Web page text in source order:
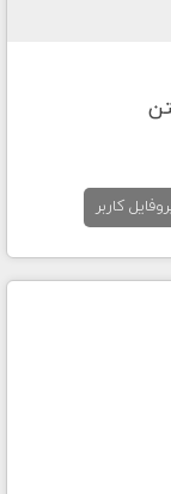
کاربر